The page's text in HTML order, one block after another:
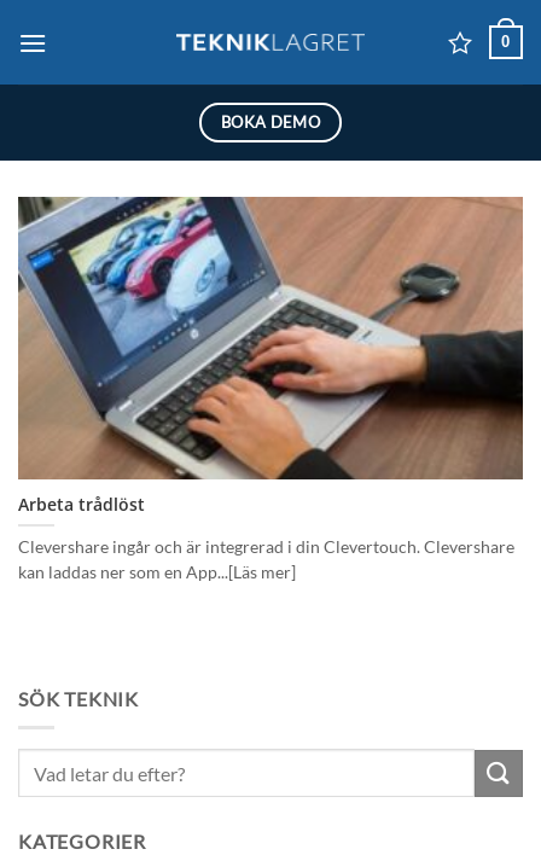
0
BOKA DEMO
Arbeta trådlöst
Clevershare ingår och är integrerad i din Clevertouch. Clevershare
kan laddas ner som en App...[Läs mer]
SÖK TEKNIK
KATEGORIER